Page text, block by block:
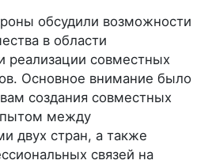
обсудили возможности
в области
реализации совместных
Основное внимание было
создания совместных
между
двух стран, а также
связей на